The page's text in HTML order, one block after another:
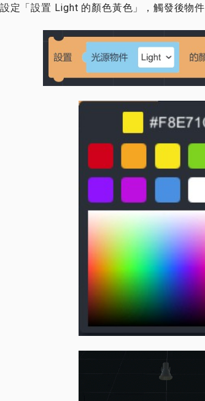
定「設置 Light 的顏色黃色」，觸發後物